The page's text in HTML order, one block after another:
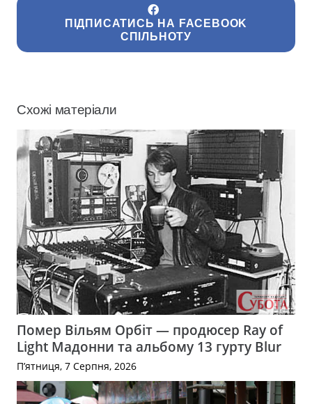
ПІДПИСАТИСЬ НА FACEBOOK
СПІЛЬНОТУ
Схожі матеріали
Помер Вільям Орбіт — продюсер Ray of
Light Мадонни та альбому 13 гурту Blur
П’ятниця, 7 Серпня, 2026